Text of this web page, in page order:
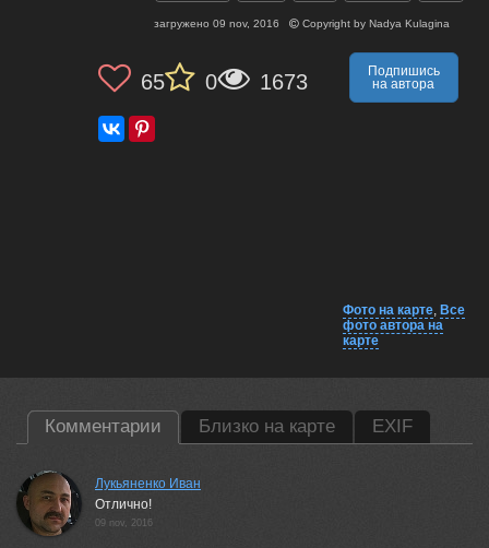
загружено 09 nov, 2016 Copyright by Nadya Kulagina
65 0 1673
Подпишись
на автора
Фото на карте, Все
фото автора на
карте
Комментарии Близко на карте EXIF
Лукьяненко Иван
Отлично!
09 nov, 2016